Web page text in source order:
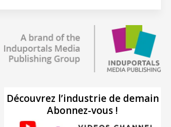
Découvrez l’industrie de demain
Abonnez-vous !